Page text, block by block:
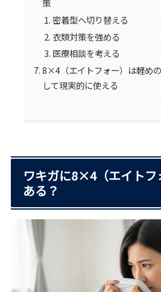
策
密着型へ切り替える
衣類対策を強める
医療相談を考える
8×4（エイトフォー）は軽め
して現実的に使える
ワキガに8×4（エイトフ
ある？